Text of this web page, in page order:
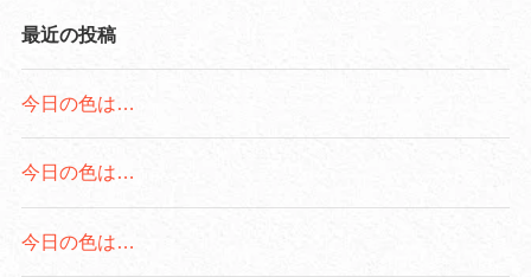
最近の投稿
今日の色は…
今日の色は…
今日の色は…